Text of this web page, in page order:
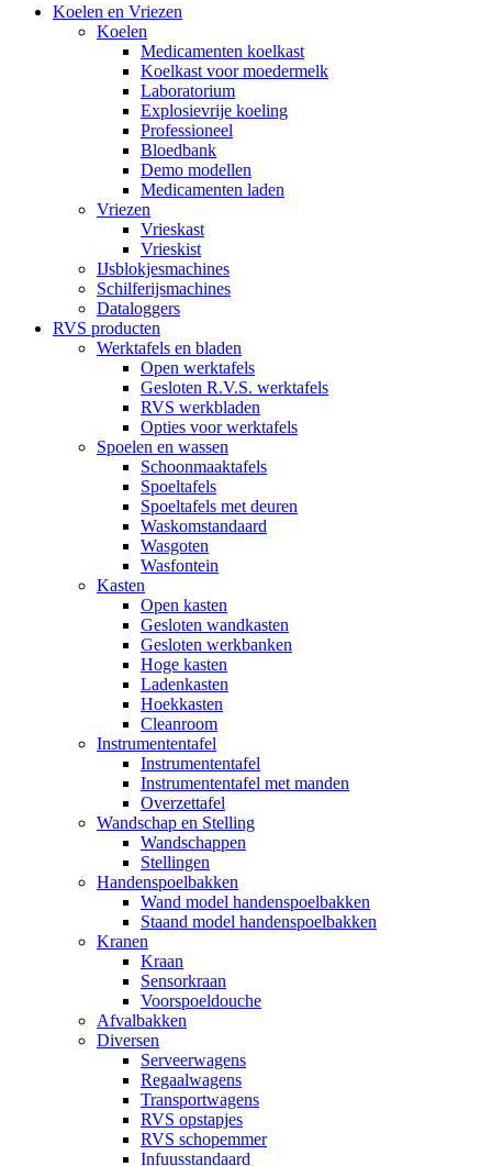
Koelen en Vriezen
Koelen
Medicamenten koelkast
Koelkast voor moedermelk
Laboratorium
Explosievrije koeling
Professioneel
Bloedbank
Demo modellen
Medicamenten laden
Vriezen
Vrieskast
Vrieskist
IJsblokjesmachines
Schilferijsmachines
Dataloggers
RVS producten
Werktafels en bladen
Open werktafels
Gesloten R.V.S. werktafels
RVS werkbladen
Opties voor werktafels
Spoelen en wassen
Schoonmaaktafels
Spoeltafels
Spoeltafels met deuren
Waskomstandaard
Wasgoten
Wasfontein
Kasten
Open kasten
Gesloten wandkasten
Gesloten werkbanken
Hoge kasten
Ladenkasten
Hoekkasten
Cleanroom
Instrumententafel
Instrumententafel
Instrumententafel met manden
Overzettafel
Wandschap en Stelling
Wandschappen
Stellingen
Handenspoelbakken
Wand model handenspoelbakken
Staand model handenspoelbakken
Kranen
Kraan
Sensorkraan
Voorspoeldouche
Afvalbakken
Diversen
Serveerwagens
Regaalwagens
Transportwagens
RVS opstapjes
RVS schopemmer
Infuusstandaard